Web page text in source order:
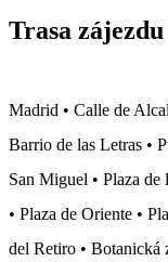
Trasa zájezdu
Madrid • Calle de
Barrio de las Letras •
San Miguel • Plaza
• Plaza de Oriente •
del Retiro • Botanická